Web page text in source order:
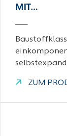
MIT…
ZUM